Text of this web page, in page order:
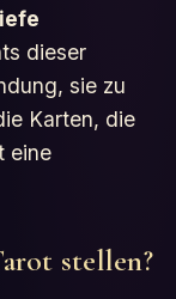
dieser
sie zu
Karten, die
eine
stellen?